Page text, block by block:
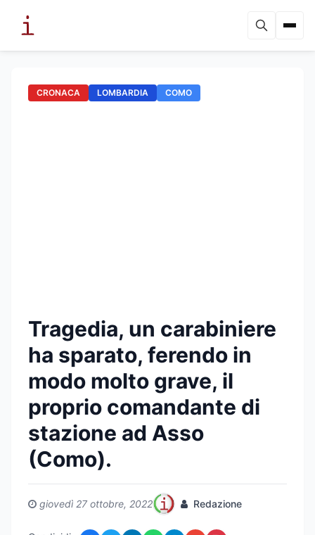
CRONACA LOMBARDIA COMO
Tragedia, un carabiniere
ha sparato, ferendo in
modo molto grave, il
proprio comandante di
stazione ad Asso
(Como).
giovedì 27 ottobre, 2022 Redazione